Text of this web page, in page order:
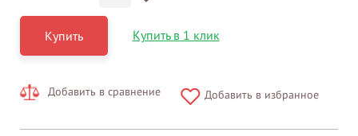
Купить Купить в 1 клик
Добавить в сравнение Добавить в избранное